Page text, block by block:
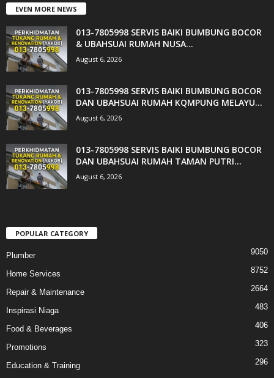
EVEN MORE NEWS
013-7805998 SERVIS BAIKI BUMBUNG BOCOR
& UBAHSUAI RUMAH NUSA...
August 6, 2026
013-7805998 SERVIS BAIKI BUMBUNG BOCOR
DAN UBAHSUAI RUMAH KQMPUNG MELAYU...
August 6, 2026
013-7805998 SERVIS BAIKI BUMBUNG BOCOR
DAN UBAHSUAI RUMAH TAMAN PUTRI...
August 6, 2026
POPULAR CATEGORY
Plumber 9050
Home Services 8752
Repair & Maintenance 2664
Inspirasi Niaga 483
Food & Beverages 406
Promotions 323
Education & Training 296